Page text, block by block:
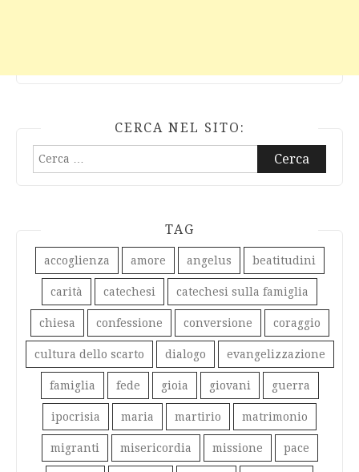
CERCA NEL SITO:
Ricerca
TAG
accoglienza amore angelus beatitudini
carità catechesi catechesi sulla famiglia
chiesa confessione conversione coraggio
cultura dello scarto dialogo evangelizzazione
famiglia fede gioia giovani guerra
ipocrisia maria martirio matrimonio
migranti misericordia missione pace